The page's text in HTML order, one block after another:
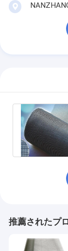
推薦されたプ